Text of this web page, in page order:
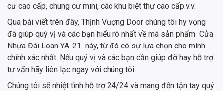
cư cao cấp, chung cư mini, các khu biệt thự cao cấp.v.v.
Qua bài viết trên đây, Thịnh Vượng Door chúng tôi hy vọng
đã giúp quý vị và các bạn hiểu rõ nhất về mã sản phẩm Cửa
Nhựa Đài Loan YA-21 này, từ đó có sự lựa chọn cho mình
chính xác nhất. Nếu quý vị và các bạn cần giúp đỡ hay hỗ trợ
tư vấn hãy liên lạc ngay với chúng tôi.
Chúng tôi sẽ nhiệt tình hỗ trợ 24/24 và mang đến tận tay quý